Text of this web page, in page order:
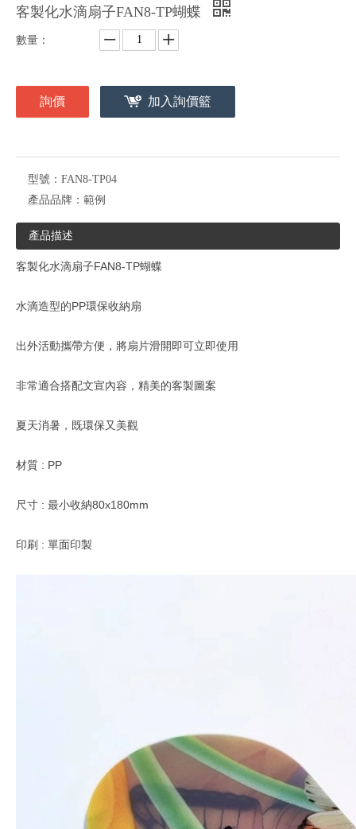
客製化水滴扇子FAN8-TP蝴蝶
數量：
詢價 加入詢價籃
型號： FAN8-TP04
產品品牌： 範例
產品描述
客製化水滴扇子FAN8-TP蝴蝶
水滴造型的PP環保收納扇
出外活動攜帶方便，將扇片滑開即可立即使用
非常適合搭配文宣內容，精美的客製圖案
夏天消暑，既環保又美觀
材質 : PP
尺寸 : 最小收納80x180mm
印刷 : 單面印製